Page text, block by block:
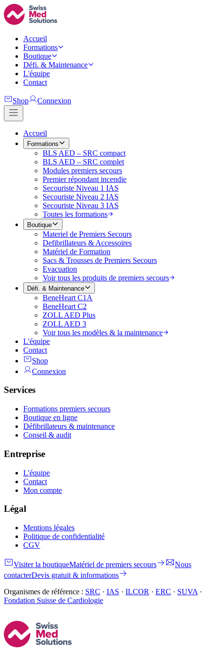
Accueil
Formations
Boutique
Défi. & Maintenance
L'équipe
Contact
Shop Connexion
Accueil
Formations
BLS AED – SRC compact
BLS AED – SRC complet
Modules premiers secours
Premier répondant incendie
Secouriste Niveau 1 IAS
Secouriste Niveau 2 IAS
Secouriste Niveau 3 IAS
Toutes les formations
Boutique
Materiel de Premiers Secours
Defibrillateurs & Accessoires
Matériel de Formation
Sacs & Trousses de Premiers Secours
Evacuation
Voir tous les produits de premiers secours
Défi. & Maintenance
BeneHeart C1A
BeneHeart C2
ZOLL AED Plus
ZOLL AED 3
Voir tous les modèles & la maintenance
L'équipe
Contact
Shop
Connexion
Services
Formations premiers secours
Boutique en ligne
Défibrillateurs & maintenance
Conseil & audit
Entreprise
L'équipe
Contact
Mon compte
Légal
Mentions légales
Politique de confidentialité
CGV
Visiter la boutiqueMatériel de premiers secours
Nous
contacterDevis gratuit & informations
Organismes de référence : SRC · IAS · ILCOR · ERC · SUVA ·
Fondation Suisse de Cardiologie